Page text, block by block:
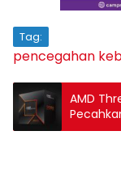
Tag:
pencegahan
AMD
dengan